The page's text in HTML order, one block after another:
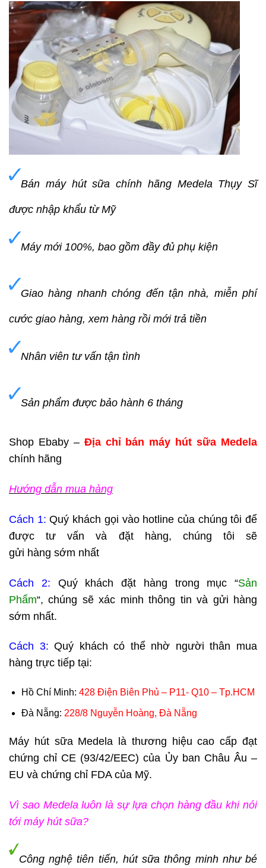
Bán máy hút sữa chính hãng Medela Thụy Sĩ
được nhập khẩu từ Mỹ
Máy mới 100%, bao gồm đầy đủ phụ kiện
Giao hàng nhanh chóng đến tận nhà, miễn phí
cước giao hàng, xem hàng rồi mới trả tiền
Nhân viên tư vấn tận tình
Sản phẩm được bảo hành 6 tháng
Shop Ebaby – Địa chỉ bán máy hút sữa Medela
chính hãng
Hướng dẫn mua hàng
Cách 1: Quý khách gọi vào hotline của chúng tôi để
được tư vấn và đặt hàng, chúng tôi sẽ
gửi hàng sớm nhất
Cách 2: Quý khách đặt hàng trong mục “Sản
Phẩm“, chúng sẽ xác minh thông tin và gửi hàng
sớm nhất.
Cách 3: Quý khách có thể nhờ người thân mua
hàng trực tiếp tại:
Hồ Chí Minh: 428 Điện Biên Phủ – P11- Q10 – Tp.HCM
Đà Nẵng: 228/8 Nguyễn Hoàng, Đà Nẵng
Máy hút sữa Medela là thương hiệu cao cấp đạt
chứng chỉ CE (93/42/EEC) của Ủy ban Châu Âu –
EU và chứng chỉ FDA của Mỹ.
Vì sao Medela luôn là sự lựa chọn hàng đầu khi nói
tới máy hút sữa?
Công nghệ tiên tiến, hút sữa thông minh như bé